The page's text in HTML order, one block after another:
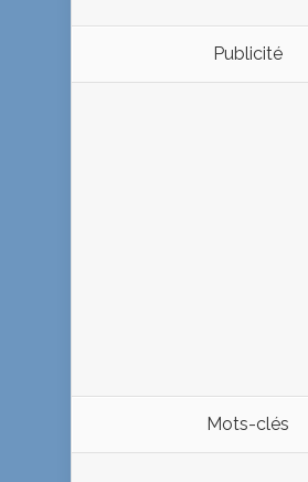
Publicité
Mots-clés